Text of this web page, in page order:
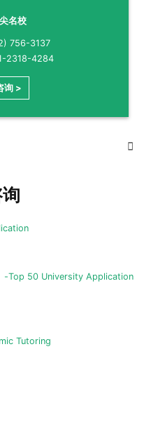
名校
756-3137
2318-4284
询 >